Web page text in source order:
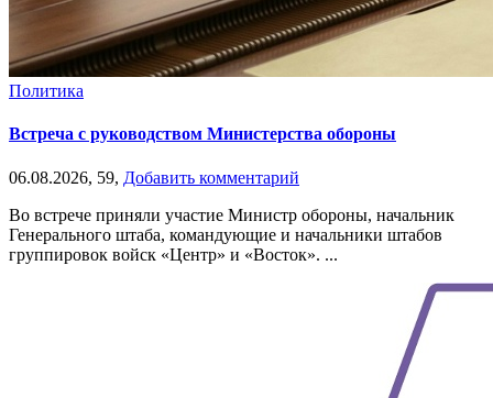
Политика
Встреча с руководством Министерства обороны
06.08.2026, 59, Добавить комментарий
Во встрече приняли участие Министр обороны, начальник
Генерального штаба, командующие и начальники штабов
группировок войск «Центр» и «Восток». ...